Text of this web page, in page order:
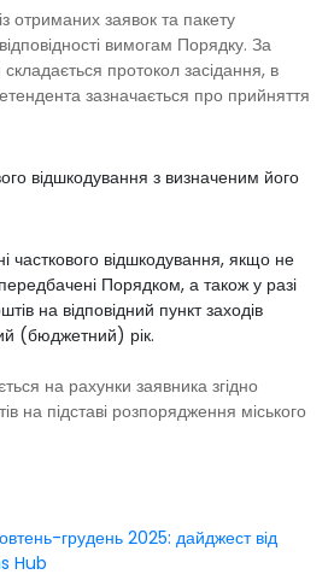
отриманих заявок та пакету
вимогам Порядку. За
протокол засідання, в
зазначається про прийняття
відшкодування з визначеним його
часткового відшкодування, якщо не
Порядком, а також у разі
на відповідний пункт заходів
(бюджетний) рік.
на рахунки заявника згідно
на підставі розпорядження міського
грудень 2025: дайджест від
Hub